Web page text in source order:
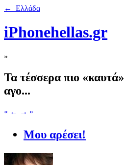
← Ελλάδα
iPhonehellas.gr
»
Τα τέσσερα πιο
αγο...
« ← → »
Μου αρέσει!